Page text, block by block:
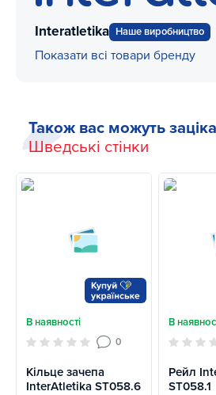
Interatletika Наше виробництво
Показати всі товари бренду
Також вас можуть
Шведські стінки
В наявності
0
Кільце зачепа
InterAtletika ST058.6
В
Рейл
ST058.1